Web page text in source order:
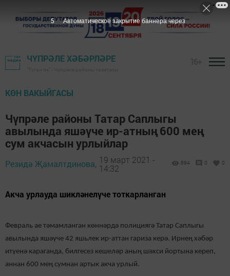
ЧҮПРӘЛЕ ХӘБӘРЛӘРЕ
КӨН ВАКЫЙГАСЫ
Чүпрәле районы Татар Саплыгы
авылында яшәүче ир-атның 600 мең
сум акчасын урлыйлар
Резидә Җамалтдинова, 19 март 2021 -
14:32
894 0 0
Акча урлауда шикләнелүче тоткарланган
Февраль ае тәмамланган көннәрдә полициягә Татар Саплыгы
авылында яшәүче 42 яшьлек ир-аттан гариза керә. Ирнең хәбәр
итүенә караганда, билгесез кешеләр аның шәхси йортына кереп,
аннан 600 мең сумнан артык акча урлый.
4 Автоматическое закрытие баннера через